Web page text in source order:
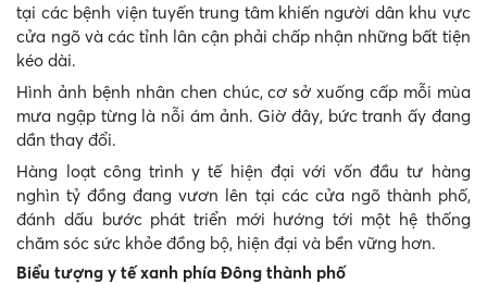
tại các bệnh viện tuyến trung tâm khiến người dân khu vực
cửa ngõ và các tỉnh lân cận phải chấp nhận những bất tiện
kéo dài.
Hình ảnh bệnh nhân chen chúc, cơ sở xuống cấp mỗi mùa
mưa ngập từng là nỗi ám ảnh. Giờ đây, bức tranh ấy đang
dần thay đổi.
Hàng loạt công trình y tế hiện đại với vốn đầu tư hàng
nghìn tỷ đồng đang vươn lên tại các cửa ngõ thành phố,
đánh dấu bước phát triển mới hướng tới một hệ thống
chăm sóc sức khỏe đồng bộ, hiện đại và bền vững hơn.
Biểu tượng y tế xanh phía Đông thành phố